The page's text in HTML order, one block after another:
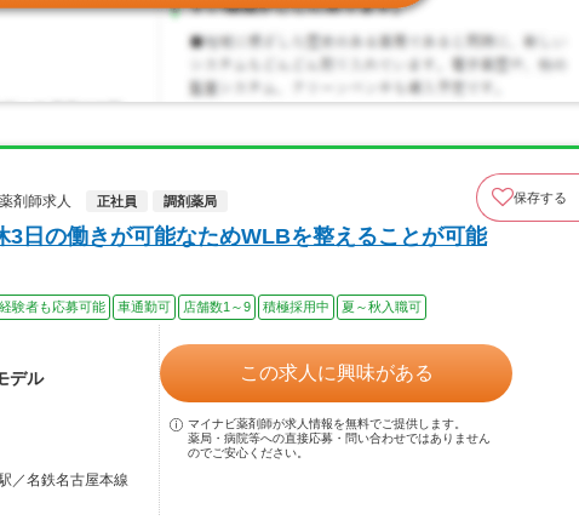
剤師求人
正社員 調剤薬局 保存する
3日の働きが可能なためWLBを整えることが可能
験者も応募可能 車通勤可 店舗数1～9 積極採用中 夏～秋入職可
デル
／名鉄名古屋本線
この求人に興味がある
マイナビ薬剤師が求人情報を無料でご提供します。
薬局・病院等への直接応募・問い合わせではありません
のでご安心ください。